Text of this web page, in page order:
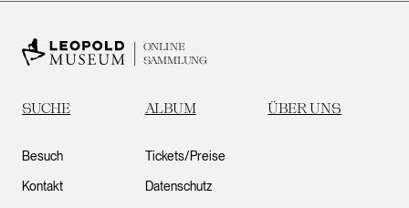
ONLINE
SAMMLUNG
SUCHE ALBUM ÜBER UNS
Besuch
Kontakt
Tickets/Preise
Datenschutz